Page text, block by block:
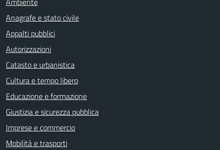
Anagrafe e stato civile
Appalti pubblici
Autorizzazioni
Catasto e urbanistica
Cultura e tempo libero
Educazione e formazione
Giustizia e sicurezza pubblica
Imprese e commercio
Mobilità e trasporti